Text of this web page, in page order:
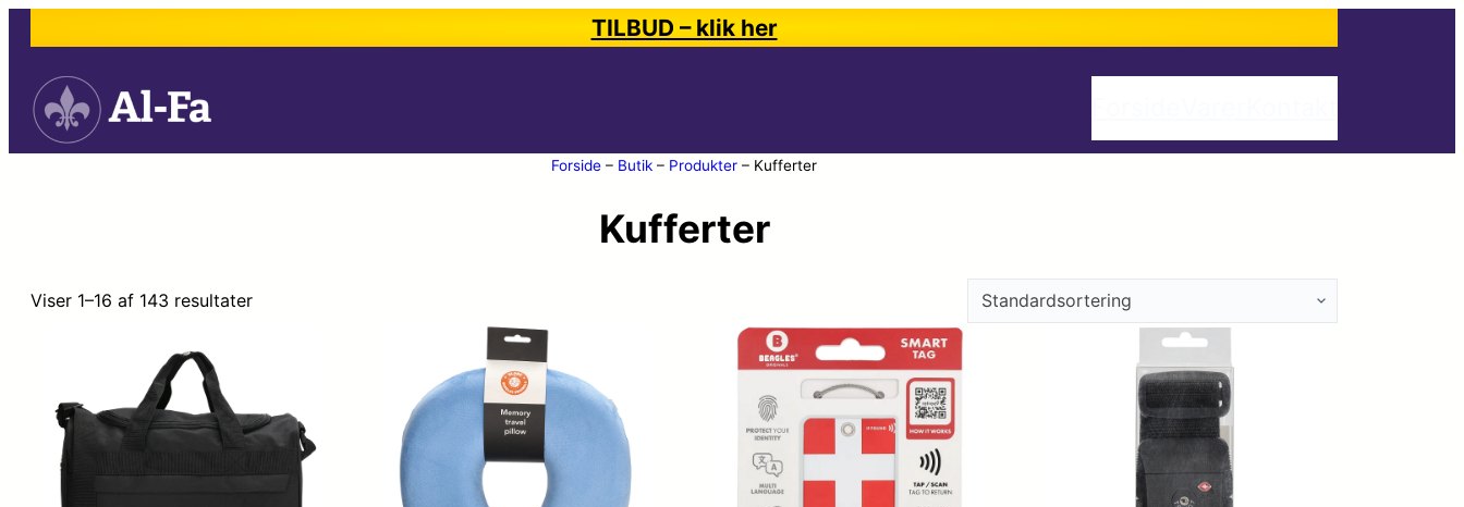
TILBUD – klik her
Forside – Butik – Produkter – Kufferter
Kufferter
Viser 1–16 af 143 resultater